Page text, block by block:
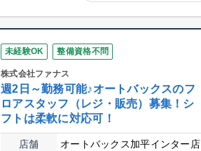
未経験OK 整備資格不問
株式会社ファナス
週2日～勤務可能♪オートバックスのフ
ロアスタッフ（レジ・販売）募集！シ
フトは柔軟に対応可！
店舗
オートバックス加平インター店